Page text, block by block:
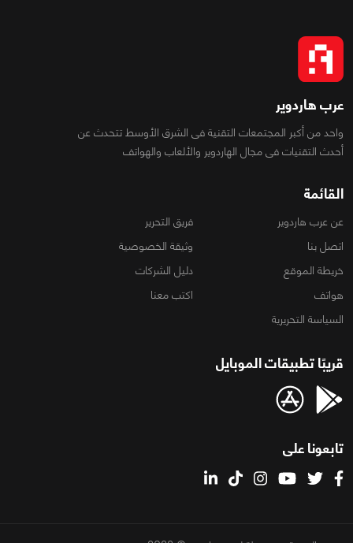
عرب هاردوير
واحد من أكبر المجتمعات التقنية فى الشرق الأوسط تتحدث عن
أحدث التقنيات فى مجال الهاردوير والألعاب والهواتف
القائمة
عن عرب هاردوير
فريق التحرير
اتصل بنا
وثيقة الخصوصية
خريطة الموقع
دليل الشركات
هواتف
اكتب معنا
السياسة التحريرية
قريبًا تطبيقات الموبايل
تابعونا على